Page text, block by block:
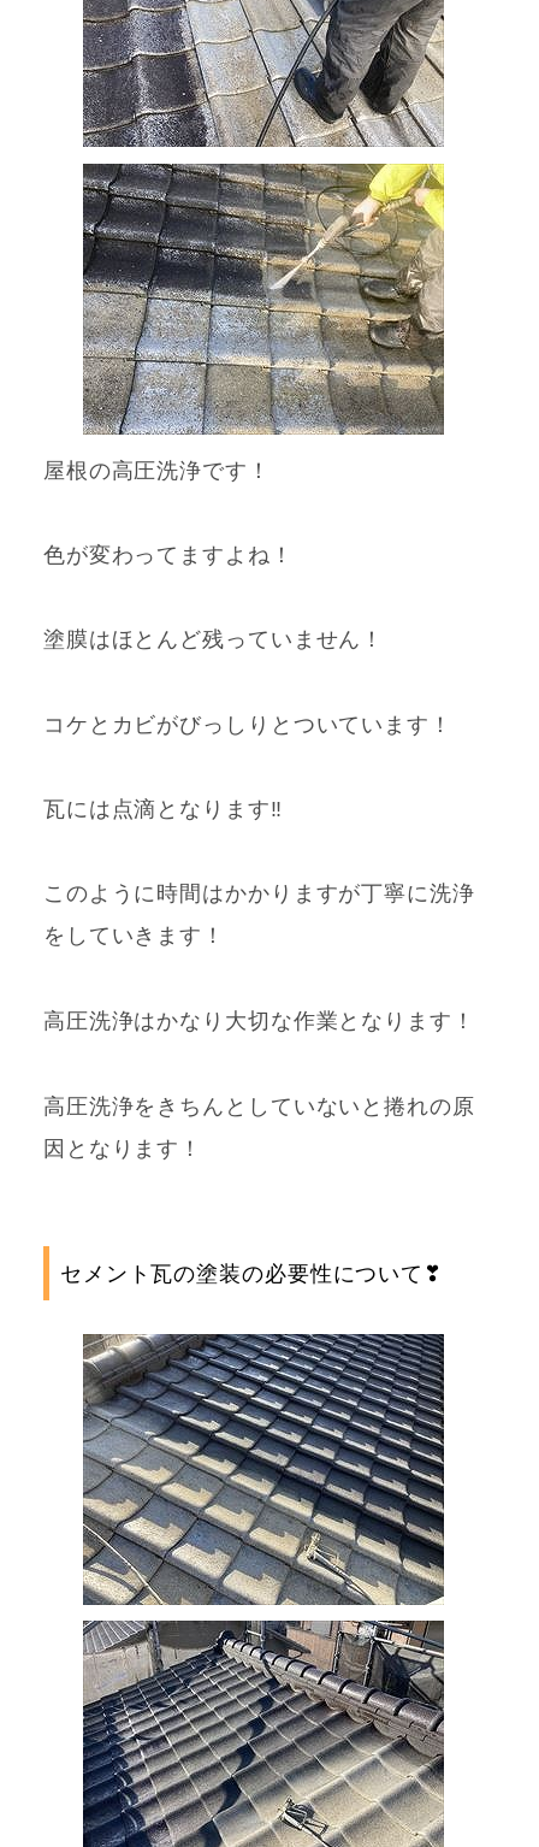
屋根の高圧洗浄です！
色が変わってますよね！
塗膜はほとんど残っていません！
コケとカビがびっしりとついています！
瓦には点滴となります‼
このように時間はかかりますが丁寧に洗浄
をしていきます！
高圧洗浄はかなり大切な作業となります！
高圧洗浄をきちんとしていないと捲れの原
因となります！
セメント瓦の塗装の必要性について❣